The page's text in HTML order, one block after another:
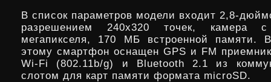
В список параметров модели входит 2,8-
разрешением 240х320 точек, камера
мегапикселя, 170 МБ встроенной памяти.
этому смартфон оснащен GPS и FM
Wi-Fi (802.11b/g) и Bluetooth 2.1 из
слотом для карт памяти формата microSD.